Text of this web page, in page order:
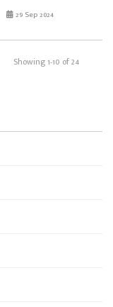
29 Sep 2024
Showing 1-10 of 24